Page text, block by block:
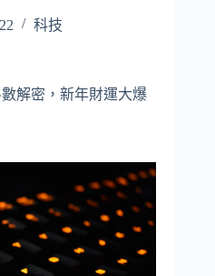
科技
解密，新年財運大爆